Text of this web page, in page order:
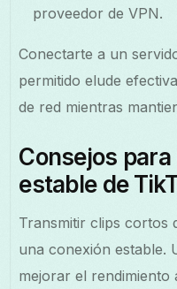
proveedor de VPN.
Conectarte a un
permitido elude
de red mientras
Consejos
estable de
Transmitir clips cortos
una conexión estable.
mejorar el rendimiento